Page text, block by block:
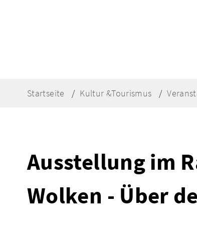
Startseite Kultur &Tourismus
Ausstellung im
Wolken - Über